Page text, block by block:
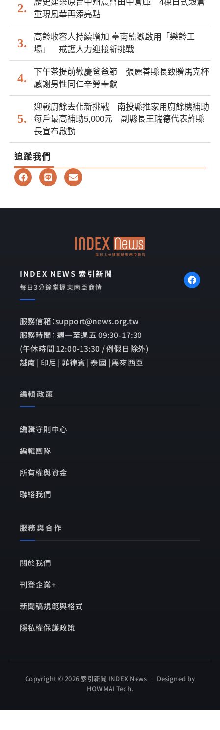
歷史建築原台中州農會田中倉庫 4棟日式穀倉
重現風華再添亮點
高齡收容人持續增加 臺南監獄啟用「樂齡工
場」 戒護人力迎接新挑戰
下午茶提前歡慶爸爸節 張麗善縣長致贈馬克杯
感謝男性同仁辛勞奉獻
迎戰廚餘去化新挑戰 南投縣推家用廚餘機補助
每戶最高補助5,000元 副縣長王瑞德代表許縣
長宣布啟動
追蹤我們
F
a
b
L
i
E
n
l
INDEX NEWS 索引新聞
每日3分鐘掌握東南亞商情
服務信箱：support@news.org.tw
服務時間： 週一至週五 09:30-17:30
(午休時間 12:00-13:30 / 例假日除外)
越南 | 印尼 | 菲律賓 | 泰國 | 馬來西亞
編輯政策
編輯守則中心
編輯團隊
所有權與資金
聯絡我們
服務與合作
關於我們
刊登企業+
新聞稿規範與格式
隱私權保護政策
Copyright © 2026 索引新聞 INDEX News ｜ Designed by
HOWMAI Tech.